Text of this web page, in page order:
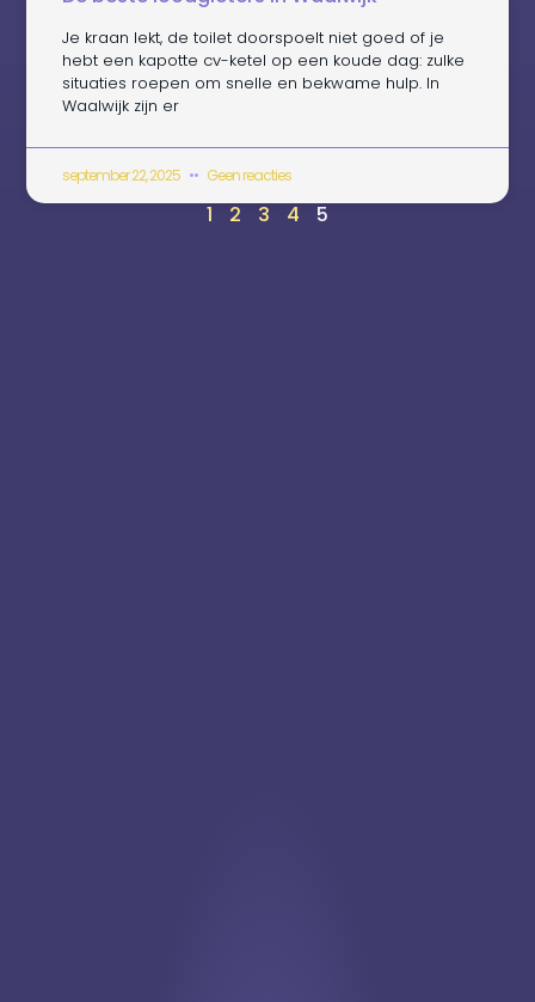
Je kraan lekt, de toilet doorspoelt niet goed of je
hebt een kapotte cv-ketel op een koude dag: zulke
situaties roepen om snelle en bekwame hulp. In
Waalwijk zijn er
september 22, 2025 Geen reacties
1 2 3 4 5